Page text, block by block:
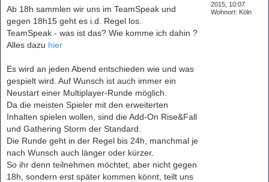
2015, 10:07
Wohnort: Köln
Ab 18h sammlen wir uns im TeamSpeak und
gegen 18h15 geht es i.d. Regel los.
TeamSpeak - was ist das? Wie komme ich dahin ?
Alles dazu hier
Es wird an jeden Abend entschieden wie und was
gespielt wird. Auf Wunsch ist auch immer ein
Neustart einer Multiplayer-Runde möglich.
Da die meisten Spieler mit den erweiterten
Inhalten spielen wollen, sind die Add-On Rise&Fall
und Gathering Storm der Standard.
Die Runde geht in der Regel bis 24h, manchmal je
nach Wunsch auch länger oder kürzer.
So ihr denn teilnehmen möchtet, aber nicht gegen
18h, sondern erst später kommen könnt, teilt uns